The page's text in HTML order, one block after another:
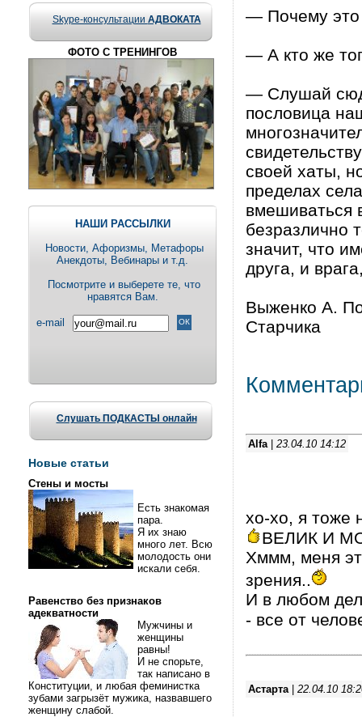
Skype-консультации АДВОКАТА
ФОТО С ТРЕНИНГОВ
НАШИ РАССЫЛКИ
Новости, Aфоризмы, Метафоры
Анекдоты, Вебинары и т.д.
Посмотрите и выберете те, что
нравятся Вам.
e-mail
Слушать ПОДКАСТЫ онлайн
Новые статьи
Стены и мосты
Есть знакомая
пара.
Я их знаю
много лет. Всю
молодость они
искали себя.
Равенство без признаков
адекватности
Мужчины и
женщины
равны!
И не спорьте,
так написано в
Конституции, и любая феминистка
зубами загрызёт мужика, назвавшего
женщину слабой.
— Почему это
— А кто же
— Слушай
пословица
своей хаты,
пределах
вмешиваться
безразлично
значит, что
друга, и
Выженко А.
Старчика
Alfa 23.04.10 14:12
хо-хо, я тоже
ВЕЛИК И
Хммм, меня
зрения..
И в любом
- все от
Астарта 22.04.10